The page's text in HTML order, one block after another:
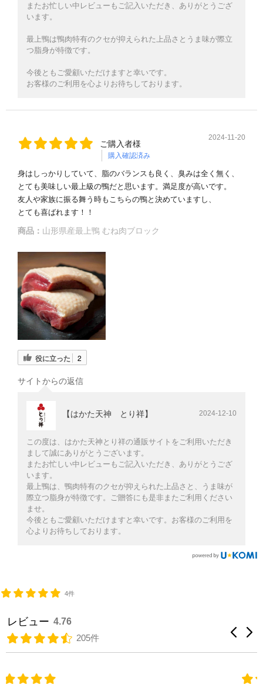
またお忙しい中レビューもご記入いただき、ありがとうござ
います。
最上鴨は鴨肉特有のクセが抑えられた上品さとうま味が際立
つ脂身が特徴です。
今後ともご愛顧いただけますと幸いです。
お客様のご利用を心よりお待ちしております。
ご購入者様
購入確認済み
2024-11-20
身はしっかりしていて、脂のバランスも良く、臭みは全く無く、
とても美味しい最上級の鴨だと思います。満足度が高いです。
友人や家族に振る舞う時もこちらの鴨と決めていますし、
とても喜ばれます！！
商品： 山形県産最上鴨 むね肉ブロック
役に立った 2
サイトからの返信
【はかた天神 とり祥】 2024-12-10
この度は、はかた天神とり祥の通販サイトをご利用いただき
まして誠にありがとうございます。
またお忙しい中レビューもご記入いただき、ありがとうござ
います。
最上鴨は、鴨肉特有のクセが抑えられた上品さと、うま味が
際立つ脂身が特徴です。ご贈答にも是非またご利用ください
ませ。
今後ともご愛顧いただけますと幸いです。お客様のご利用を
心よりお待ちしております。
4件
レビュー 4.76
205件